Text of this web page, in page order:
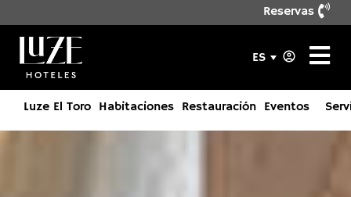
Reservas
ES
Luze El Toro Habitaciones Restauración Eventos